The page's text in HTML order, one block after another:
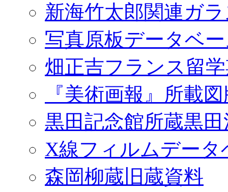
新海竹太郎関連ガ
写真原板データベ
畑正吉フランス留
『美術画報』所載
黒田記念館所蔵黒
X線フィルムデータ
森岡柳蔵旧蔵資料